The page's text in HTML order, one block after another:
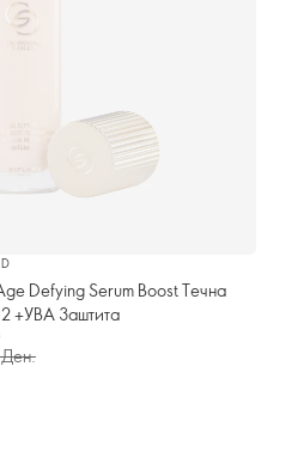
Defying Serum Boost Течна
+УВА Заштита